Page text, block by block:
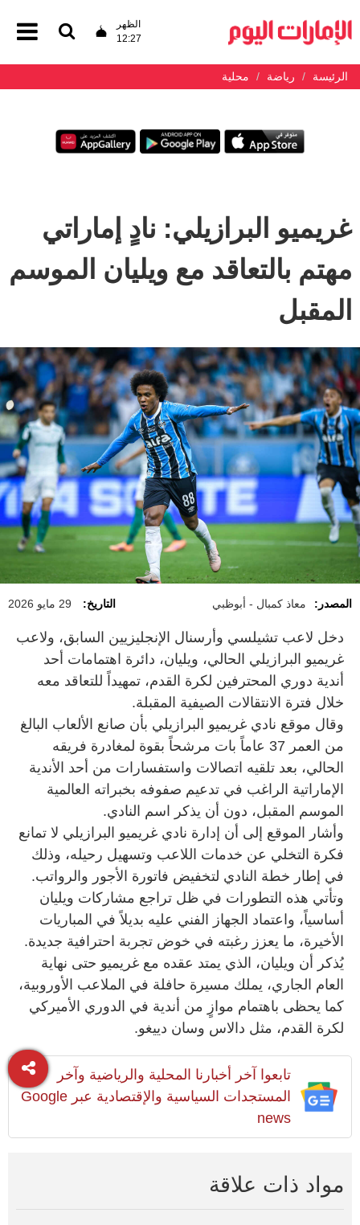
الظهر
12:27
الرئيسة رياضة محلية
غريميو البرازيلي: نادٍ إماراتي
مهتم بالتعاقد مع ويليان الموسم
المقبل
المصدر: معاذ كمبال - أبوظبي التاريخ: 29 مايو 2026
دخل لاعب تشيلسي وأرسنال الإنجليزيين السابق، ولاعب
غريميو البرازيلي الحالي، ويليان، دائرة اهتمامات أحد
أندية دوري المحترفين لكرة القدم، تمهيداً للتعاقد معه
خلال فترة الانتقالات الصيفية المقبلة.
وقال موقع نادي غريميو البرازيلي بأن صانع الألعاب البالغ
من العمر 37 عاماً بات مرشحاً بقوة لمغادرة فريقه
الحالي، بعد تلقيه اتصالات واستفسارات من أحد الأندية
الإماراتية الراغب في تدعيم صفوفه بخبراته العالمية
الموسم المقبل، دون أن يذكر اسم النادي.
وأشار الموقع إلى أن إدارة نادي غريميو البرازيلي لا تمانع
فكرة التخلي عن خدمات اللاعب وتسهيل رحيله، وذلك
في إطار خطة النادي لتخفيض فاتورة الأجور والرواتب.
وتأتي هذه التطورات في ظل تراجع مشاركات ويليان
أساسياً، واعتماد الجهاز الفني عليه بديلاً في المباريات
الأخيرة، ما يعزز رغبته في خوض تجربة احترافية جديدة.
يُذكر أن ويليان، الذي يمتد عقده مع غريميو حتى نهاية
العام الجاري، يملك مسيرة حافلة في الملاعب الأوروبية،
كما يحظى باهتمام موازٍ من أندية في الدوري الأميركي
لكرة القدم، مثل دالاس وسان دييغو.
تابعوا آخر أخبارنا المحلية والرياضية وآخر
المستجدات السياسية والإقتصادية عبر Google
news
مواد ذات علاقة